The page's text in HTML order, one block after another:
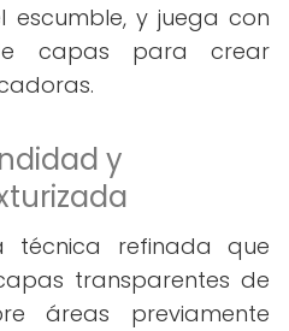
escumble, y juega con
capas para crear
y
técnica refinada que
transparentes de
áreas previamente